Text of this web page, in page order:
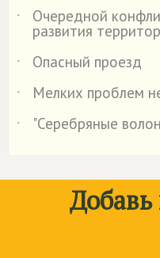
˙
Очередной
развития
˙
Опасный проезд
˙
Мелких проблем
˙
"Серебряные
Добавь